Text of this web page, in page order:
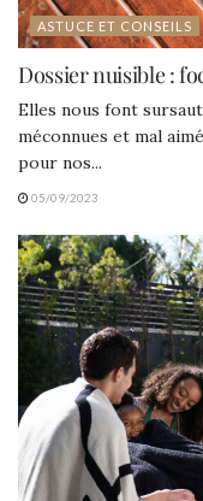
ASTUCE ET CONSEILS
Dossier nuisible :
Elles nous font
méconnues et mal
pour nos...
05/09/2023